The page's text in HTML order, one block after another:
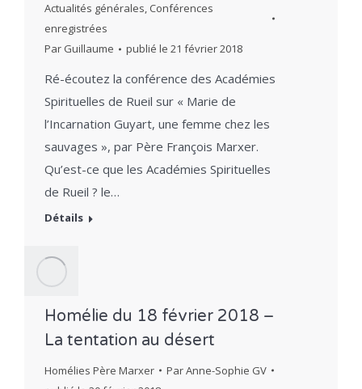
Actualités générales, Conférences
enregistrées
Par Guillaume publié le 21 février 2018
Ré-écoutez la conférence des Académies
Spirituelles de Rueil sur « Marie de
l’Incarnation Guyart, une femme chez les
sauvages », par Père François Marxer.
Qu’est-ce que les Académies Spirituelles
de Rueil ? le…
Détails
Homélie du 18 février 2018 –
La tentation au désert
Homélies Père Marxer ParAnne-Sophie GV